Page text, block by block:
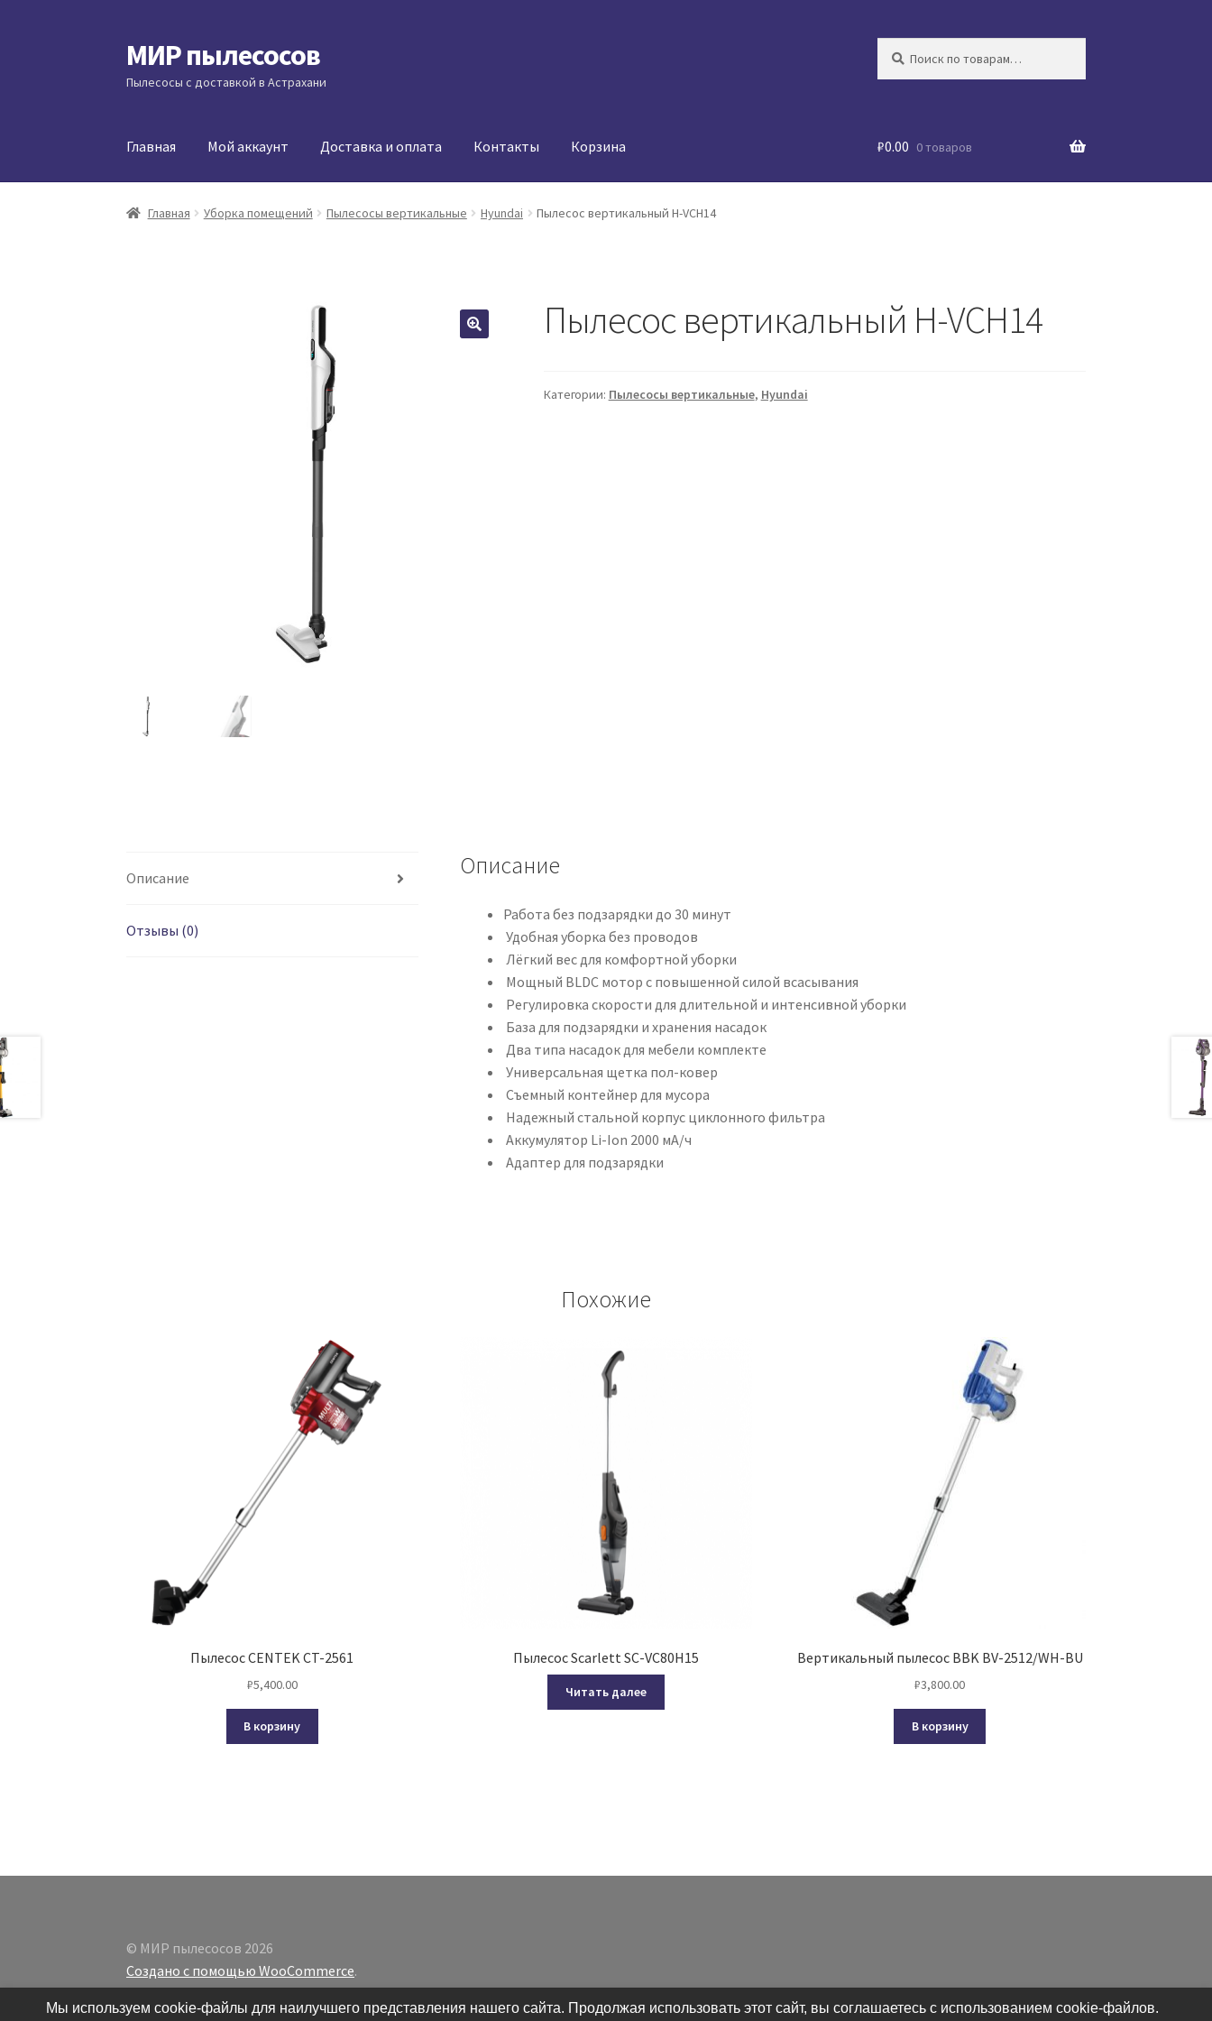
Перейти
к
навигации
Перейти
к
содержимому
МИР пылесосов
Пылесосы с доставкой в Астрахани
Главная Мой аккаунт Доставка и оплата Контакты Корзина ₽0.00 0 товаров
Главная Уборка помещений Пылесосы вертикальные Hyundai Пылесос вертикальный H-VCH14
Пылесос вертикальный H-VCH14
Категории: Пылесосы вертикальные, Hyundai
Описание
Отзывы (0)
Описание
Работа без подзарядки до 30 минут
Удобная уборка без проводов
Лёгкий вес для комфортной уборки
Мощный BLDC мотор с повышенной силой всасывания
Регулировка скорости для длительной и интенсивной уборки
База для подзарядки и хранения насадок
Два типа насадок для мебели комплекте
Универсальная щетка пол-ковер
Съемный контейнер для мусора
Надежный стальной корпус циклонного фильтра
Аккумулятор Li-Ion 2000 мА/ч
Адаптер для подзарядки
Похожие
Пылесос CENTEK CT-2561
₽5,400.00
В корзину
Пылесос Scarlett SC-VC80H15
Читать далее
Вертикальный пылесос BBK BV-2512/WH-BU
₽3,800.00
В корзину
© МИР пылесосов 2026
Создано с помощью WooCommerce.
Мы используем cookie-файлы для наилучшего представления нашего сайта. Продолжая использовать этот сайт, вы соглашаетесь с использованием cookie-файлов.